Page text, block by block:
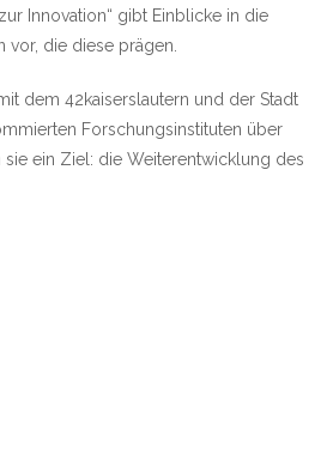
Innovation“ gibt Einblicke in die
die diese prägen.
dem 42kaiserslautern und der Stadt
Forschungsinstituten über
ein Ziel: die Weiterentwicklung des